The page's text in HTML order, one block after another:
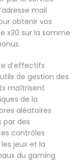
mail
obtenir vos
x30 sur la somme
d’effectifs
de gestion des
maîtrisent
de la
aléatoires
par des
contrôles
jeux et la
du gaming